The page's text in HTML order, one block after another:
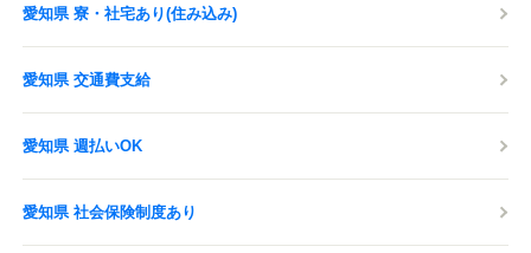
愛知県 寮・社宅あり(住み込み)
愛知県 交通費支給
愛知県 週払いOK
愛知県 社会保険制度あり